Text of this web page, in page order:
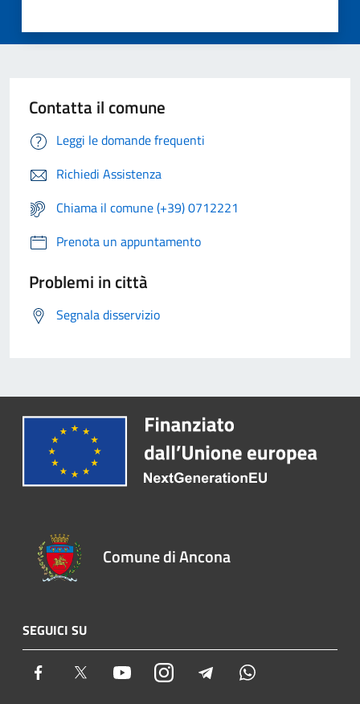
Contatta il comune
Leggi le domande frequenti
Richiedi Assistenza
Chiama il comune (+39) 0712221
Prenota un appuntamento
Problemi in città
Segnala disservizio
Comune di Ancona
SEGUICI SU
Facebook Twitter YoutubeInstagram Telegram